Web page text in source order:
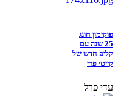
פוקימון חוגג
25 שנה עם
קליפ חדש של
קייטי פרי
עדי פרל